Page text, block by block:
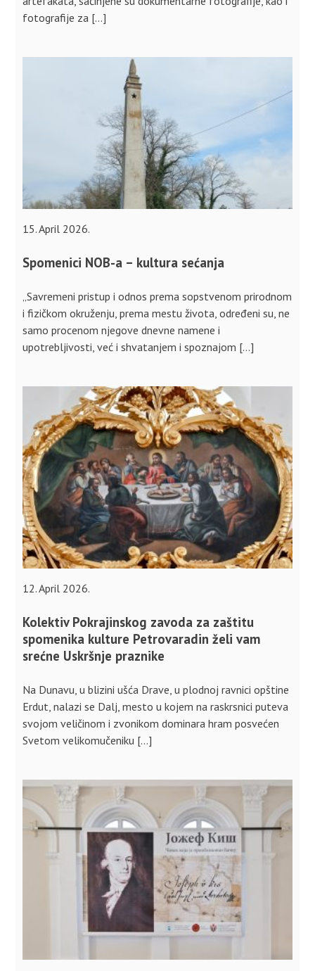
fotografije za […]
15. April 2026.
Spomenici NOB-a – kultura sećanja
„Savremeni pristup i odnos prema sopstvenom prirodnom
i fizičkom okruženju, prema mestu života, određeni su, ne
samo procenom njegove dnevne namene i
upotrebljivosti, već i shvatanjem i spoznajom […]
12. April 2026.
Kolektiv Pokrajinskog zavoda za zaštitu
spomenika kulture Petrovaradin želi vam
srećne Uskršnje praznike
Na Dunavu, u blizini ušća Drave, u plodnoj ravnici opštine
Erdut, nalazi se Dalj, mesto u kojem na raskrsnici puteva
svojom veličinom i zvonikom dominara hram posvećen
Svetom velikomučeniku […]